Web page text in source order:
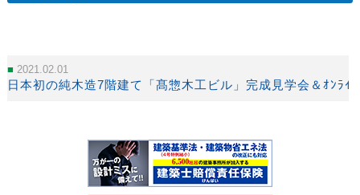
2021.02.01
日本初の純木造7階建て「髙惣木工ビル」完成見学会＆ｵﾝﾗｲ